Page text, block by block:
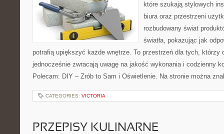
które szukają stylowych
biura oraz przestrzeni
rozbudowany świat
światła, pokazując jak
potrafią upiększyć każde wnętrze. To przestrzeń dla tych, którzy
jednocześnie zwracają uwagę na jakość wykonania i codzienny
Polecam: DIY – Zrób to Sam i Oświetlenie. Na stronie można
CATEGORIES: VICTORIA
PRZEPISY KULINARNE